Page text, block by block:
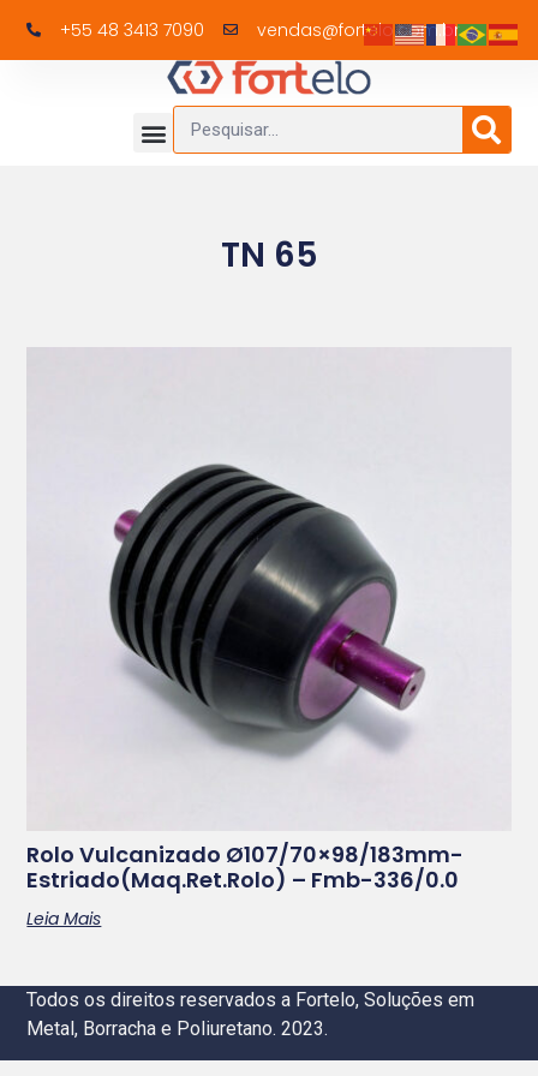
+55 48 3413 7090 vendas@fortelo.com.br
TN 65
Rolo Vulcanizado Ø107/70×98/183mm-
Estriado(maq.ret.rolo) – Fmb-336/0.0
Leia Mais
Todos os direitos reservados a Fortelo, Soluções em
Metal, Borracha e Poliuretano. 2023.